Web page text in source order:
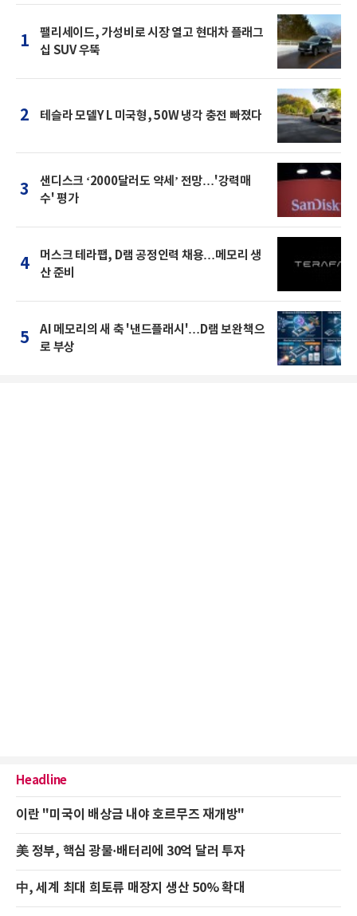
1
팰리세이드, 가성비로 시장 열고 현대차 플래그
십 SUV 우뚝
2 테슬라 모델Y L 미국형, 50W 냉각 충전 빠졌다
3
샌디스크 ‘2000달러도 약세’ 전망…'강력매
수' 평가
4
머스크 테라팹, D램 공정인력 채용…메모리 생
산 준비
5
AI 메모리의 새 축 '낸드플래시'…D램 보완책으
로 부상
Headline
이란 "미국이 배상금 내야 호르무즈 재개방"
美 정부, 핵심 광물·배터리에 30억 달러 투자
中, 세계 최대 희토류 매장지 생산 50% 확대